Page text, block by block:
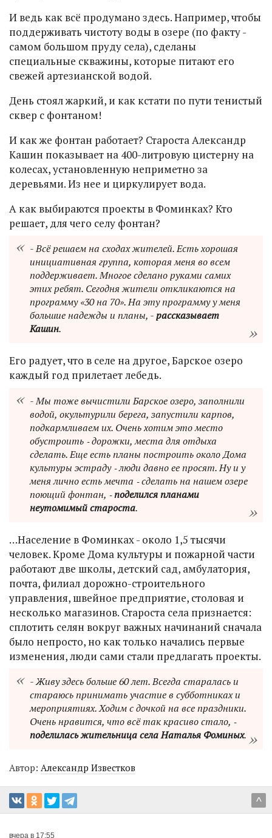
И ведь как всё продумано здесь. Например, чтобы
поддерживать чистоту воды в озере (по факту -
самом большом пруду села), сделаны
специальные скважины, которые питают его
свежей артезианской водой.
День стоял жаркий, и как кстати по пути тенистый
сквер с фонтаном!
И как же фонтан работает? Староста Александр
Кашин показывает на 400-литровую цистерну на
колесах, установленную неприметно за
деревьями. Из нее и циркулирует вода.
А как выбираются проекты в Фоминках? Кто
решает, для чего селу фонтан?
- Всё решаем на сходах жителей. Есть хорошая
инициативная группа, которая меня во всем
поддерживает. Многое сделано руками самих
этих ребят. Сегодня жители откликаются на
программу «30 на 70». На эту программу у меня
большие надежды и планы, -рассказывает
Кашин.
Его радует, что в селе на другое, Барское озеро
каждый год прилетает лебедь.
- Мы тоже вычистили Барское озеро, заполнили
водой, окультурили берега, запустили карпов,
подкармливаем их. Очень хотим это место
обустроить ‑ дорожки, места для отдыха
сделать. Еще есть планы построить около Дома
культуры эстраду ‑ люди давно ее просят. Ну и у
меня лично есть мечта ‑ сделать на нашем озере
поющий фонтан, ‑поделился планами
неутомимый староста.
…Население в Фоминках - около 1,5 тысячи
человек. Кроме Дома культуры и пожарной части
работают две школы, детский сад, амбулатория,
почта, филиал дорожно-строительного
управления, швейное предприятие, столовая и
несколько магазинов. Староста села признается:
сплотить селян вокруг важных начинаний сначала
было непросто, но как только начались первые
изменения, люди сами стали предлагать проекты.
- Живу здесь больше 60 лет. Всегда старалась и
стараюсь принимать участие в субботниках и
мероприятиях. Ходим с дочкой на все праздники.
Очень нравится, что всё так красиво стало, ‑
поделилась жительница села Наталья Фоминых.
Автор: Александр Известков
^
вчера в 17:55